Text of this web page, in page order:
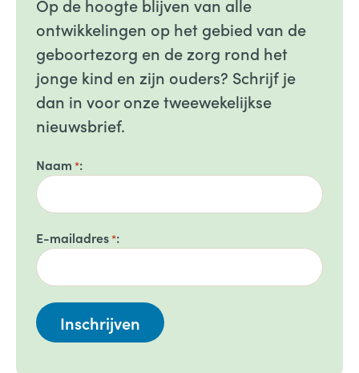
Op de hoogte blijven van alle
ontwikkelingen op het gebied van de
geboortezorg en de zorg rond het
jonge kind en zijn ouders? Schrijf je
dan in voor onze tweewekelijkse
nieuwsbrief.
Naam *
E-mailadres*